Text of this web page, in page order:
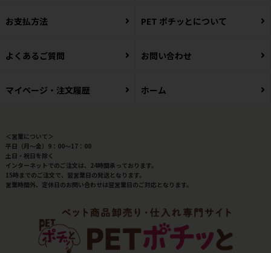
お支払方法 PET ポチッとについて
よくあるご質問 お問い合わせ
マイページ・注文履歴 ホーム
＜営業について＞
平日（月～金）9：00～17：00
土日・祝日を除く
インターネットでのご注文は、24時間承っております。
15時までのご注文で、翌営業日の発送となります。
営業時間外、定休日のお問い合わせは翌営業日のご対応となります。